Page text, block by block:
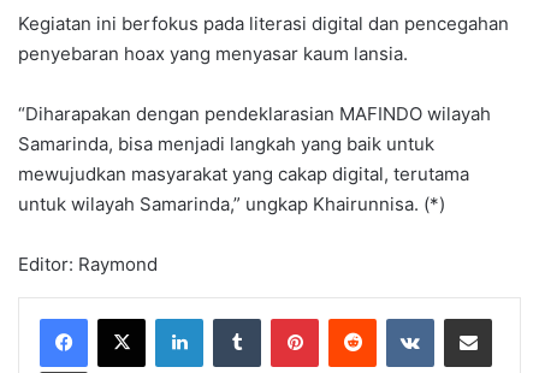
Kegiatan ini berfokus pada literasi digital dan pencegahan
penyebaran hoax yang menyasar kaum lansia.
“Diharapakan dengan pendeklarasian MAFINDO wilayah
Samarinda, bisa menjadi langkah yang baik untuk
mewujudkan masyarakat yang cakap digital, terutama
untuk wilayah Samarinda,” ungkap Khairunnisa. (*)
Editor: Raymond